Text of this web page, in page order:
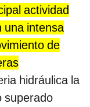
actividad
una intensa
de
hidráulica la
superado